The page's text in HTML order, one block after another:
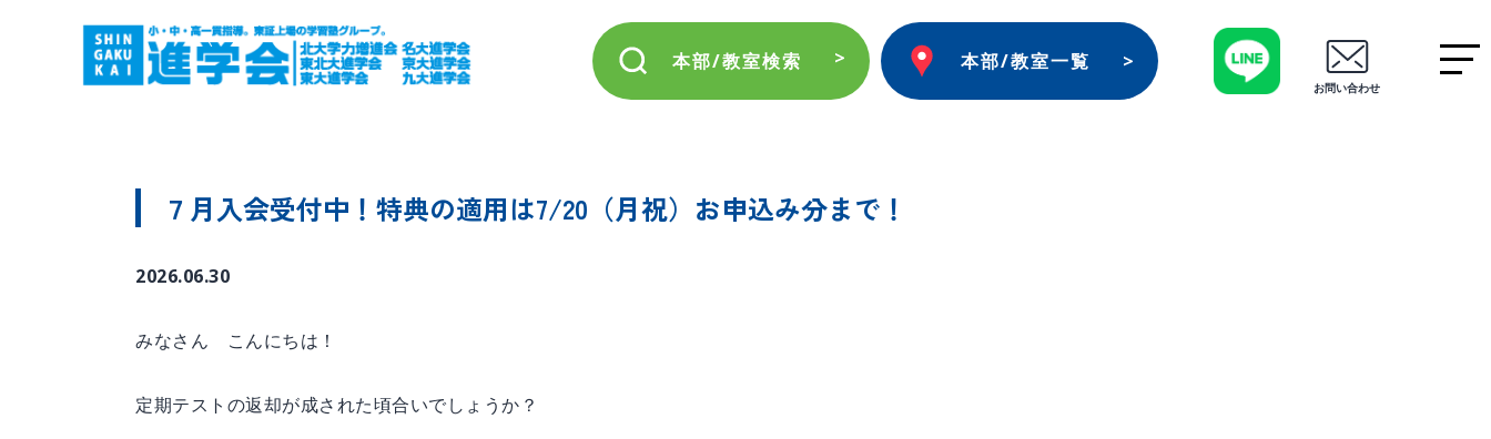
本部/教室検索 本部/教室一覧
お問い合わせ
７月入会受付中！特典の適用は7/20（月祝）お申込み分まで！
2026.06.30
みなさん こんにちは！
定期テストの返却が成された頃合いでしょうか？